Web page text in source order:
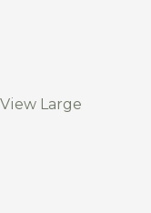
View Large